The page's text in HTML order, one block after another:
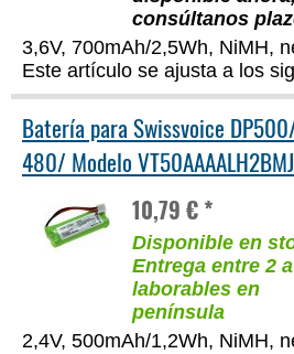
consúltanos
3,6V, 700mAh/2,5Wh, NiMH,
Este artículo se ajusta a los
Batería para Swissvoice
480/ Modelo
10,79 € *
Disponible en
Entrega entre 2
laborables en
península
2,4V, 500mAh/1,2Wh, NiMH,